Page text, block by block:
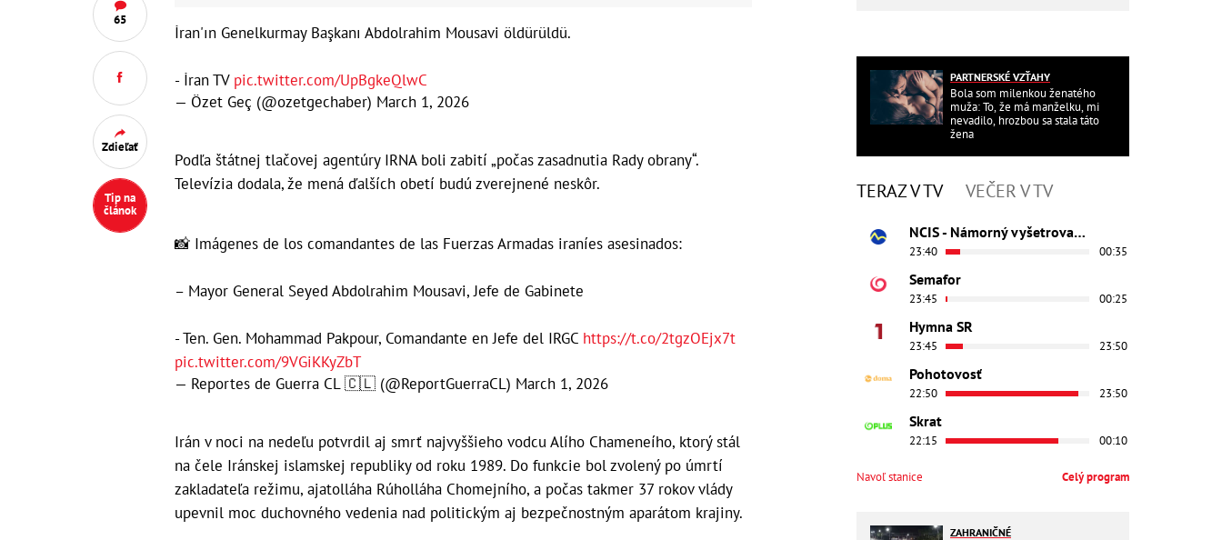
65
Zdieľať
Tip na
článok
İran'ın Genelkurmay Başkanı Abdolrahim Mousavi öldürüldü.
- İran TV pic.twitter.com/UpBgkeQlwC
— Özet Geç (@ozetgechaber) March 1, 2026
Podľa štátnej tlačovej agentúry IRNA boli zabití „počas zasadnutia Rady obrany“.
Televízia dodala, že mená ďalších obetí budú zverejnené neskôr.
📸 Imágenes de los comandantes de las Fuerzas Armadas iraníes asesinados:
– Mayor General Seyed Abdolrahim Mousavi, Jefe de Gabinete
- Ten. Gen. Mohammad Pakpour, Comandante en Jefe del IRGC https://t.co/2tgzOEjx7t
pic.twitter.com/9VGiKKyZbT
— Reportes de Guerra CL 🇨🇱 (@ReportGuerraCL) March 1, 2026
Irán v noci na nedeľu potvrdil aj smrť najvyššieho vodcu Alího Chameneího, ktorý stál
na čele Iránskej islamskej republiky od roku 1989. Do funkcie bol zvolený po úmrtí
zakladateľa režimu, ajatolláha Rúholláha Chomejního, a počas takmer 37 rokov vlády
upevnil moc duchovného vedenia nad politickým aj bezpečnostným aparátom krajiny.
PARTNERSKÉ VZŤAHY
Bola som milenkou ženatého
muža: To, že má manželku, mi
nevadilo, hrozbou sa stala táto
žena
TERAZ V TV VEČER V TV
NCIS - Námorný vyšetrovací úrad
23:40 00:35
Semafor
23:45 00:25
Hymna SR
23:45 23:50
Pohotovosť
22:50 23:50
Skrat
22:15 00:10
Navoľ stanice Celý program
ZAHRANIČNÉ